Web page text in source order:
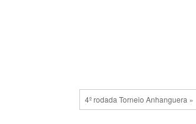
4º rodada Torneio Anhanguera »